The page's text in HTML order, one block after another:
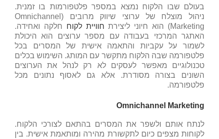
בעולם שבו הלקוח נמצא במספר פלטפורמות בו זמנית.
ניהול מוצלח של ערוצי שיווק מרובים (Omnichannel
Marketing) הוא חיוני ליצירת
חוויית לקוח חלקה ואחידה.
האתגר המרכזי בעבודה עם מספר ערוצים הוא היכולת
לשמור על עקביות והתאמה אישית של המסרים בכל
פלטפורמה שבה הלקוח מתקשר עם המותג. השימוש בכלים
טכנולוגיים מאפשר לעסקים לא רק לנהל את הערוצים
השונים בצורה מסודרת. אלא גם לאסוף נתונים מכל
פלטפורמה.
Omnichannel Marketing
לנתח אותם ולשפר את המסרים בהתאם לצורכי הלקוח.
לקוחות מצפים כיום לתקשורת מהירה ומותאמת אישית. בין